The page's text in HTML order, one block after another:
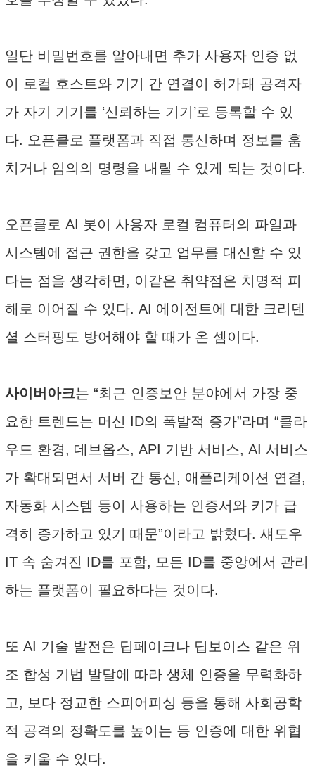
일단 비밀번호를 알아내면 추가 사용자 인증 없
이 로컬 호스트와 기기 간 연결이 허가돼 공격자
가 자기 기기를 ‘신뢰하는 기기’로 등록할 수 있
다. 오픈클로 플랫폼과 직접 통신하며 정보를 훔
치거나 임의의 명령을 내릴 수 있게 되는 것이다.
오픈클로 AI 봇이 사용자 로컬 컴퓨터의 파일과
시스템에 접근 권한을 갖고 업무를 대신할 수 있
다는 점을 생각하면, 이같은 취약점은 치명적 피
해로 이어질 수 있다. AI 에이전트에 대한 크리덴
셜 스터핑도 방어해야 할 때가 온 셈이다.
사이버아크는 “최근 인증보안 분야에서 가장 중
요한 트렌드는 머신 ID의 폭발적 증가”라며 “클라
우드 환경, 데브옵스, API 기반 서비스, AI 서비스
가 확대되면서 서버 간 통신, 애플리케이션 연결,
자동화 시스템 등이 사용하는 인증서와 키가 급
격히 증가하고 있기 때문”이라고 밝혔다. 섀도우
IT 속 숨겨진 ID를 포함, 모든 ID를 중앙에서 관리
하는 플랫폼이 필요하다는 것이다.
또 AI 기술 발전은 딥페이크나 딥보이스 같은 위
조 합성 기법 발달에 따라 생체 인증을 무력화하
고, 보다 정교한 스피어피싱 등을 통해 사회공학
적 공격의 정확도를 높이는 등 인증에 대한 위협
을 키울 수 있다.